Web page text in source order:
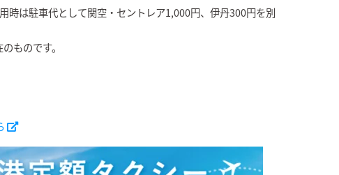
時は駐車代として関空・セントレア1,000円、伊丹300円を別
ものです。